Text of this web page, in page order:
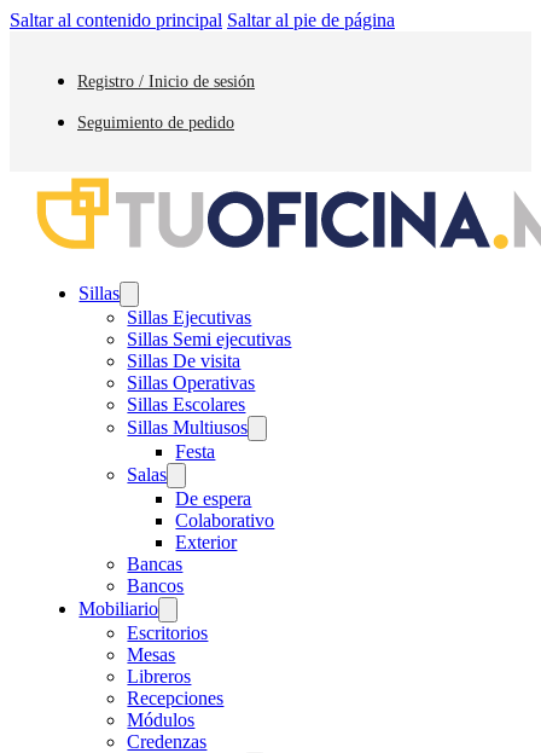
Saltar al contenido principal Saltar al pie de página
Registro / Inicio de sesión
Seguimiento de pedido
Sillas
Sillas Ejecutivas
Sillas Semi ejecutivas
Sillas De visita
Sillas Operativas
Sillas Escolares
Sillas Multiusos
Festa
Salas
De espera
Colaborativo
Exterior
Bancas
Bancos
Mobiliario
Escritorios
Mesas
Libreros
Recepciones
Módulos
Credenzas